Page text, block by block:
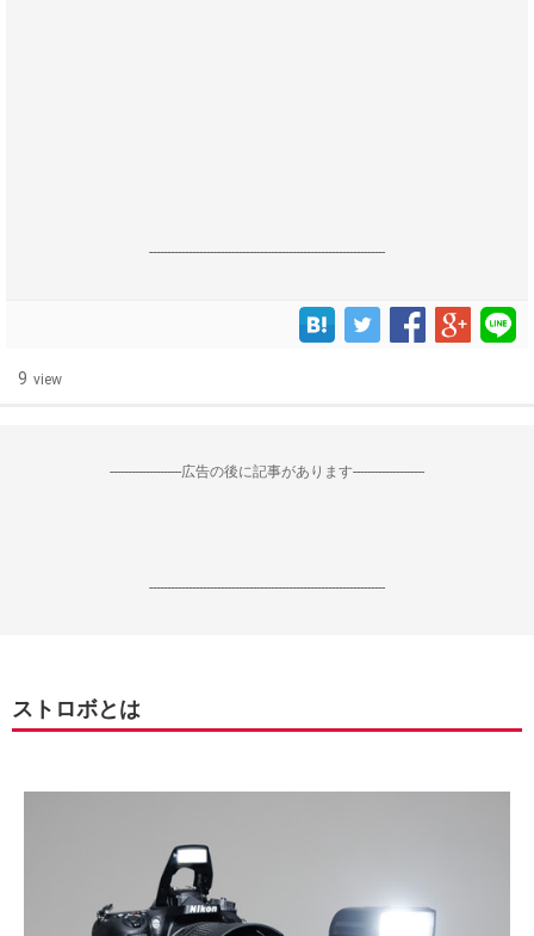
------------------------------------------------------------------
9 view
--------------------広告の後に記事があります--------------------
------------------------------------------------------------------
ストロボとは